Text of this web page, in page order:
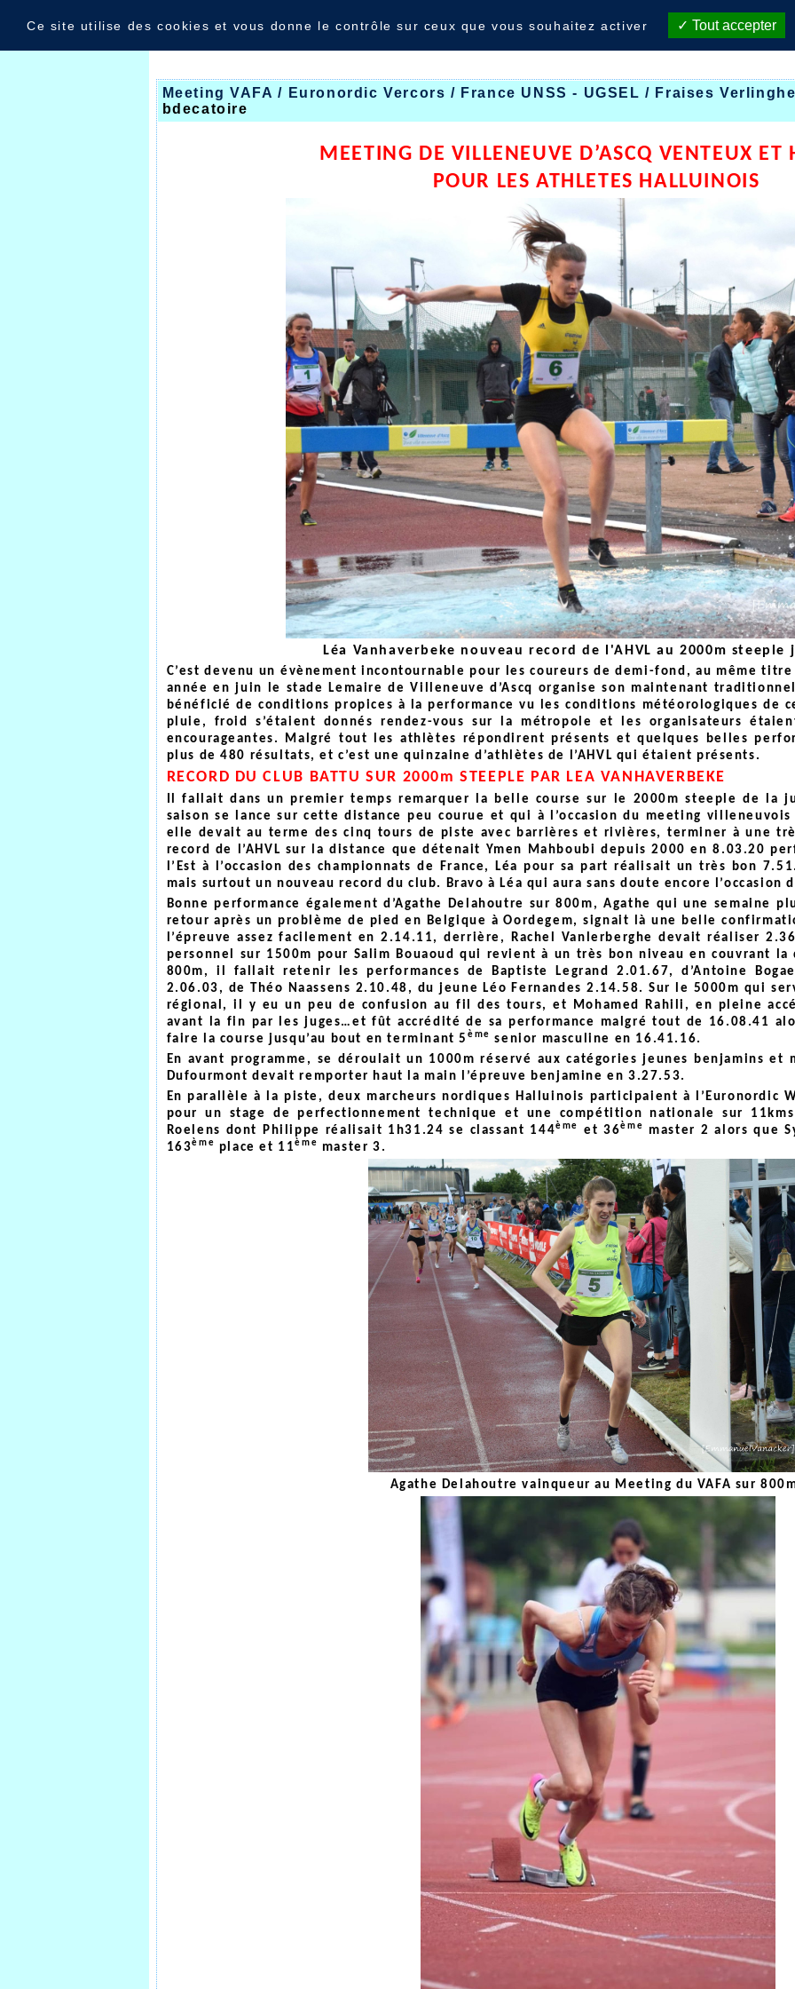
Nouvelles
Meeting VAFA / Euronordic Vercors / France UNSS - UGSEL / Fraises
bdecatoire
MEETING DE VILLENEUVE D’ASCQ VENTEUX ET
POUR LES ATHLETES HALLUINOIS
Léa Vanhaverbeke nouveau record de l'AHVL au 2000m
C’est devenu un évènement incontournable pour les coureurs de demi-fond, au même
année en juin le stade Lemaire de Villeneuve d’Ascq organise son maintenant
bénéficié de conditions propices à la performance vu les conditions météorologiques de
pluie, froid s’étaient donnés rendez-vous sur la métropole et les organisateurs
encourageantes. Malgré tout les athlètes répondirent présents et quelques belles
plus de 480 résultats, et c’est une quinzaine d’athlètes de l’AHVL qui étaient présents.
RECORD DU CLUB BATTU SUR 2000m STEEPLE PAR LEA VANHAVERBEKE
Il fallait dans un premier temps remarquer la belle course sur le 2000m steeple de la
saison se lance sur cette distance peu courue et qui à l’occasion du meeting
elle devait au terme des cinq tours de piste avec barrières et rivières, terminer à une
record de l’AHVL sur la distance que détenait Ymen Mahboubi depuis 2000 en 8.03.20
l’Est à l’occasion des championnats de France, Léa pour sa part réalisait un très bon
mais surtout un nouveau record du club. Bravo à Léa qui aura sans doute encore l’occasion
Bonne performance également d’Agathe Delahoutre sur 800m, Agathe qui une semaine
retour après un problème de pied en Belgique à Oordegem, signait là une belle
l’épreuve assez facilement en 2.14.11, derrière, Rachel Vanlerberghe devait réaliser
personnel sur 1500m pour Salim Bouaoud qui revient à un très bon niveau en couvrant
800m, il fallait retenir les performances de Baptiste Legrand 2.01.67, d’Antoine
2.06.03, de Théo Naassens 2.10.48, du jeune Léo Fernandes 2.14.58. Sur le 5000m qui
régional, il y eu un peu de confusion au fil des tours, et Mohamed Rahili, en pleine
avant la fin par les juges…et fût accrédité de sa performance malgré tout de 16.08.41
faire la course jusqu’au bout en terminant 5 ème senior masculine en 16.41.16.
En avant programme, se déroulait un 1000m réservé aux catégories jeunes benjamins et
Dufourmont devait remporter haut la main l’épreuve benjamine en 3.27.53.
En parallèle à la piste, deux marcheurs nordiques Halluinois participaient à l’Euronordic
pour un stage de perfectionnement technique et une compétition nationale sur
Roelens dont Philippe réalisait 1h31.24 se classant 144ème et 36ème
master 2 alors que
163ème place et 11ème master 3.
Agathe Delahoutre vainqueur au Meeting du VAFA sur
Ce site utilise des cookies et vous donne le contrôle sur ceux que vous souhaitez activer Tout accepter